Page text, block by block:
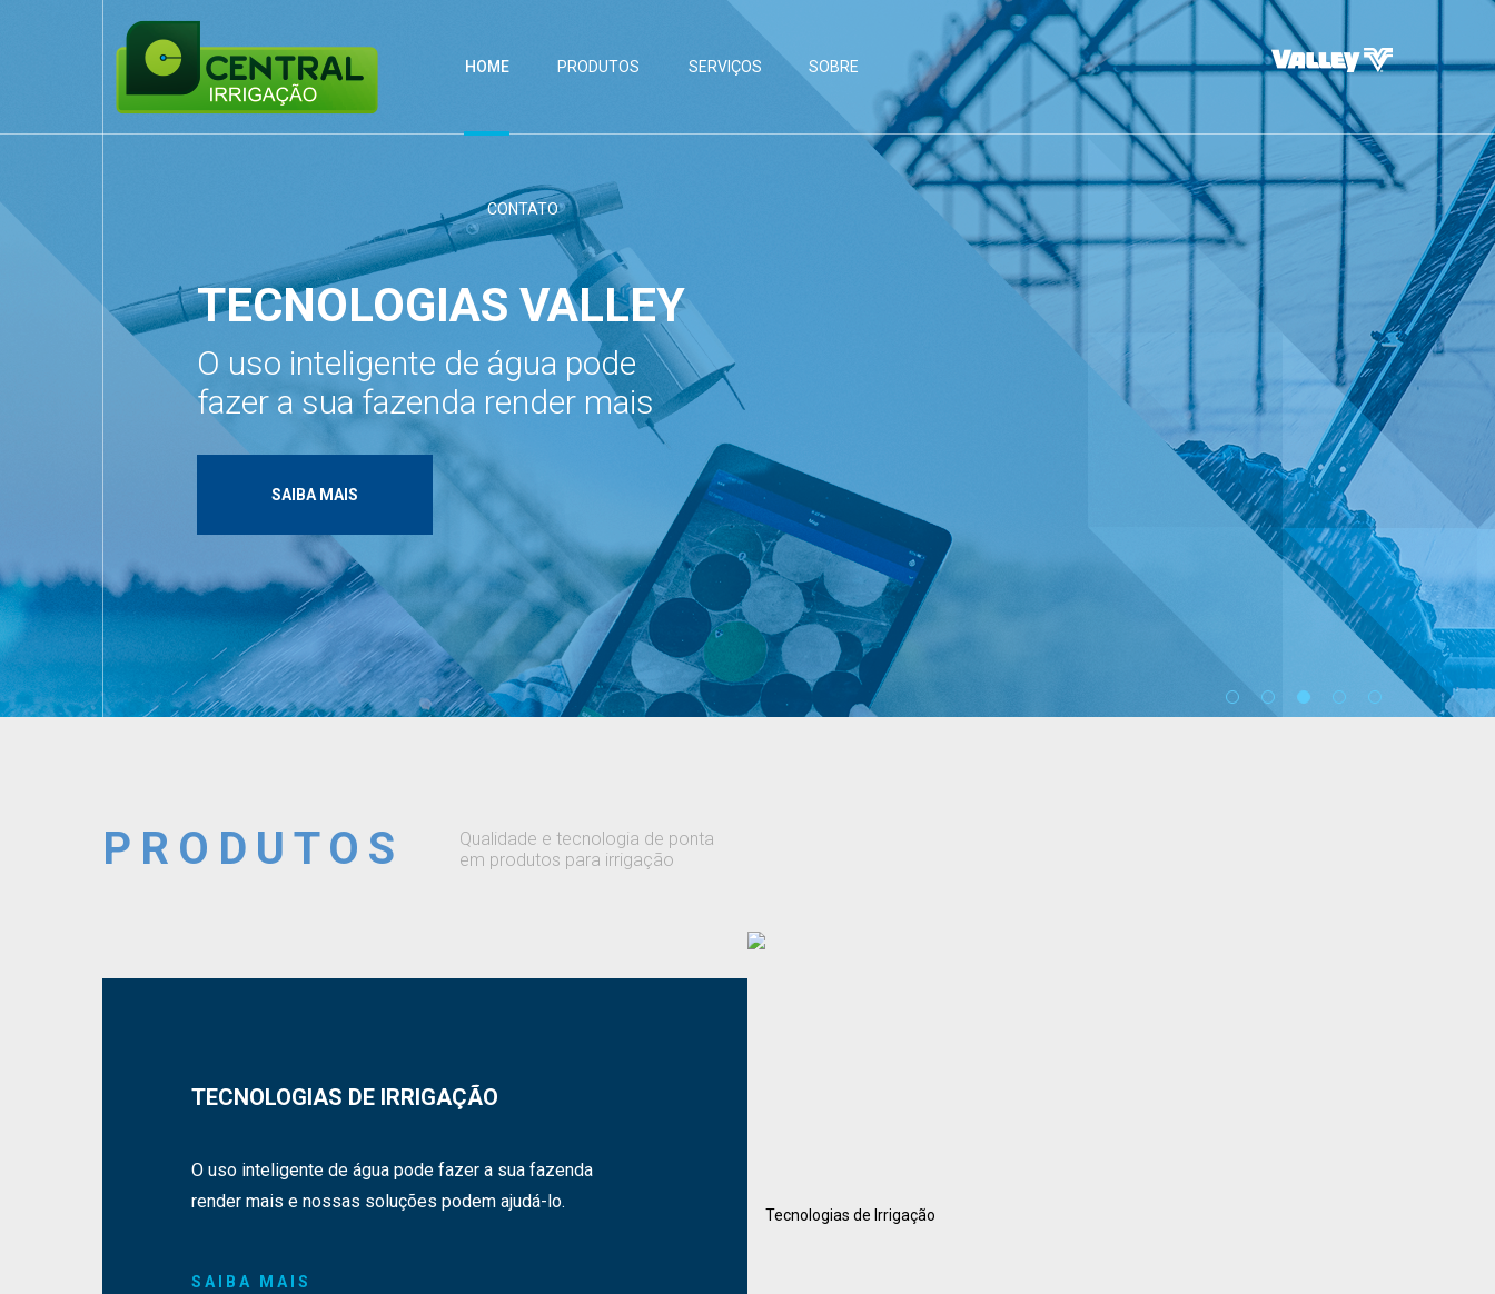
HOME PRODUTOS SERVIÇOS SOBRE
CONTATO
TECNOLOGIAS VALLEY
O uso inteligente de água pode
fazer a sua fazenda render mais
SAIBA MAIS
PRODUTOS
Qualidade e tecnologia de ponta
em produtos para irrigação
TECNOLOGIAS DE IRRIGAÇÃO
O uso inteligente de água pode fazer a sua fazenda
render mais e nossas soluções podem ajudá-lo.
SAIBA MAIS